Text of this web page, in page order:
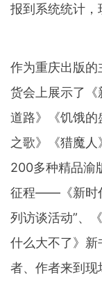
报到系统统计，
作为重庆出版
货会上展示了
道路》《饥饿的
之歌》《猎魔
200多种精品渝
征程——《新时
列访谈活动”、
什么大不了》
者、作者来到现